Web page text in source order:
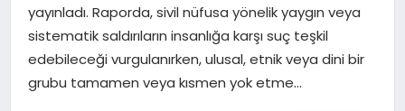
SPOR
YAŞAM
yayınladı. Raporda, sivil nüfusa yönelik yaygın veya
sistematik saldırıların insanlığa karşı suç teşkil
edebileceği vurgulanırken, ulusal, etnik veya dini bir
grubu tamamen veya kısmen yok etme…